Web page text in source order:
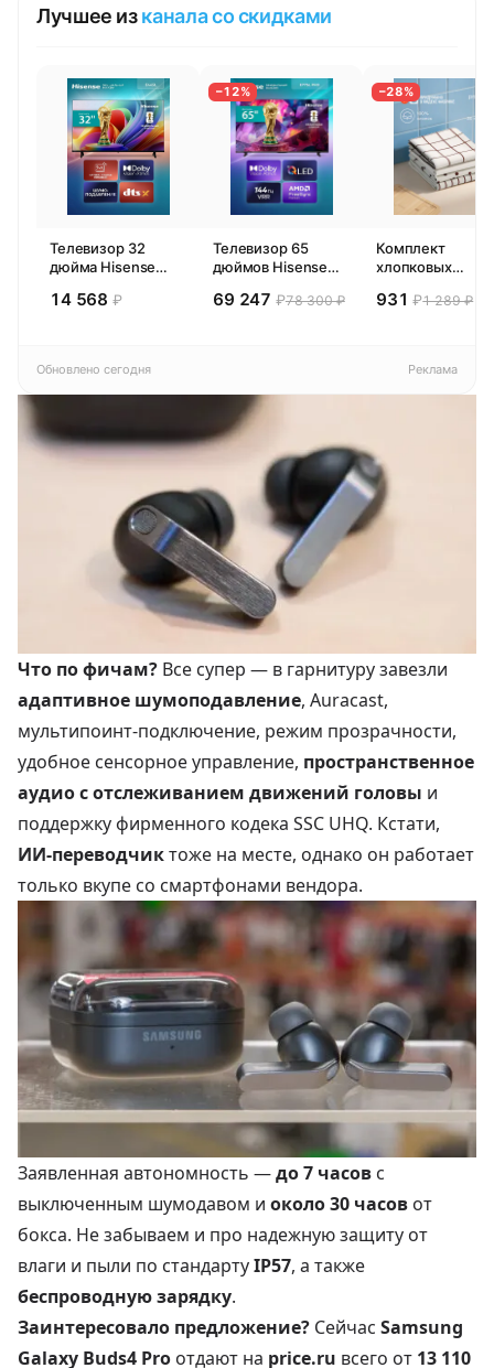
Лучшее изканала со скидками
Телевизор 32
дюйма Hisense
Смарт ТВ HD
14 568 ₽
−12%
Телевизор 65
дюймов Hisense
(2026) Смарт ТВ
69 247 ₽78 300 ₽
−28%
Комплект
хлопковых
полотенец 4 шт,
931₽1 289 ₽
Обновлено сегодня Реклама
Что по фичам? Все супер — в гарнитуру завезли
адаптивное шумоподавление, Auracast,
мультипоинт-подключение, режим прозрачности,
удобное сенсорное управление, пространственное
аудио с отслеживанием движений головы и
поддержку фирменного кодека SSC UHQ. Кстати,
ИИ-переводчиктоже на месте, однако он работает
только вкупе со смартфонами вендора.
Заявленная автономность —до 7 часов с
выключенным шумодавом и около 30 часов от
бокса. Не забываем и про надежную защиту от
влаги и пыли по стандартуIP57, а также
беспроводную зарядку.
Заинтересовало предложение? Сейчас Samsung
Galaxy Buds4 Pro отдают на price.ru всего от 13 110